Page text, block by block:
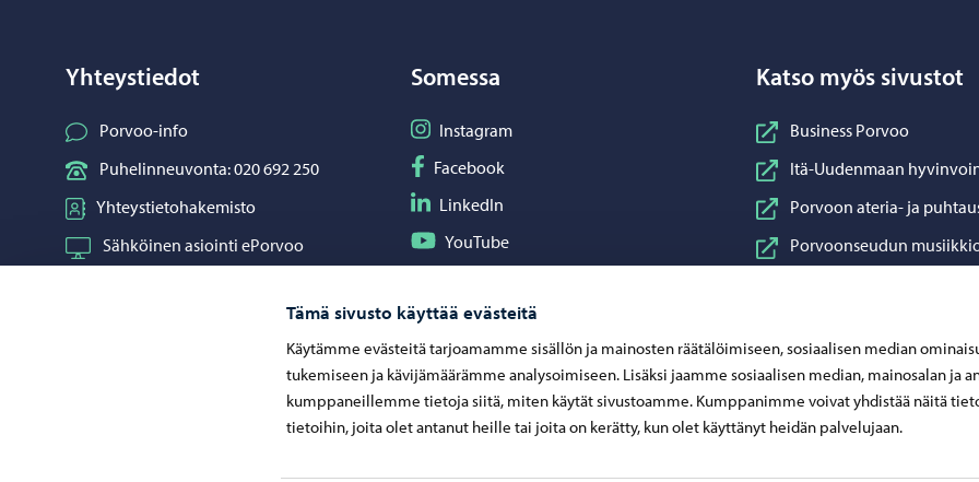
Tämä sivusto käyttää evästeitä
Käytämme evästeitä tarjoamamme sisällön ja mainosten räätälöimiseen, sosiaalisen median
tukemiseen ja kävijämäärämme analysoimiseen. Lisäksi jaamme sosiaalisen median, mainosalan ja
kumppaneillemme tietoja siitä, miten käytät sivustoamme. Kumppanimme voivat yhdistää näitä
tietoihin, joita olet antanut heille tai joita on kerätty, kun olet käyttänyt heidän palvelujaan.
Yhteystiedot
Porvoo-info
Puhelinneuvonta: 020 692 250
Yhteystietohakemisto
Sähköinen asiointi ePorvoo
Somessa
Seuraa Instagram
Instagram
Seuraa Facebook
Facebook
Seuraa LinkedIn
LinkedIn
Seuraa YouTube
YouTube
Katso myös sivustot
Business Porvoo
Itä-Uudenmaan
Porvoon ateria- ja
Porvoonseudun
Taidetehdas
Visit Porvoo